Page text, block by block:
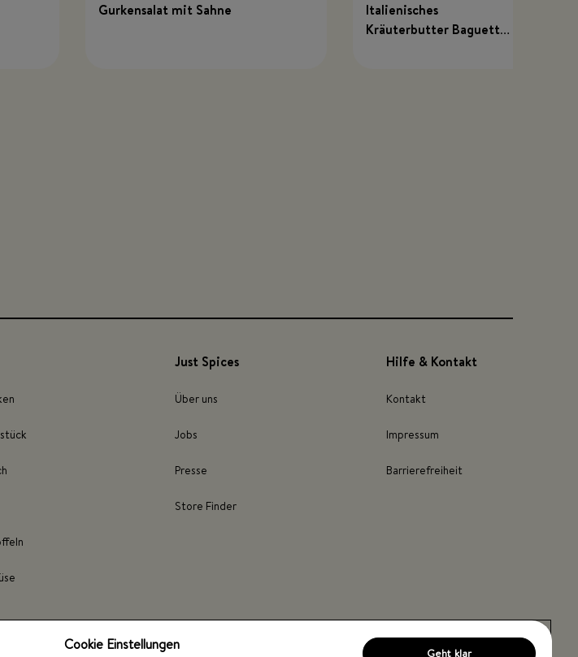
Gurkensalat mit Sahne
Italienisches
Kräuterbutter Baguette
Just Spices
Über uns
Jobs
Presse
Store Finder
Hilfe & Kontakt
Kontakt
Impressum
Barrierefreiheit
Cookie Einstellungen Geht klar